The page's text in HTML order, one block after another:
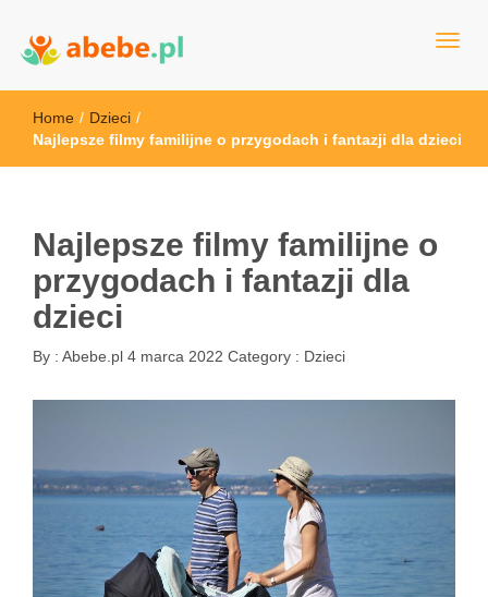
Abebe
Home / Dzieci /
Najlepsze filmy familijne o przygodach i fantazji dla dzieci
Najlepsze filmy familijne o
przygodach i fantazji dla
dzieci
By : Abebe.pl 4 marca 2022 Category : Dzieci